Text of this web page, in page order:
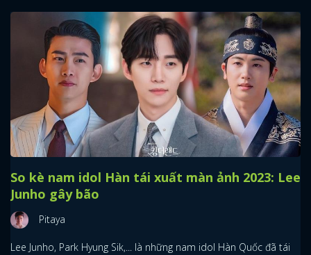
So kè nam idol Hàn tái xuất màn ảnh 2023: Lee
Junho gây bão
Pitaya
Lee Junho, Park Hyung Sik,... là những nam idol Hàn Quốc đã tái